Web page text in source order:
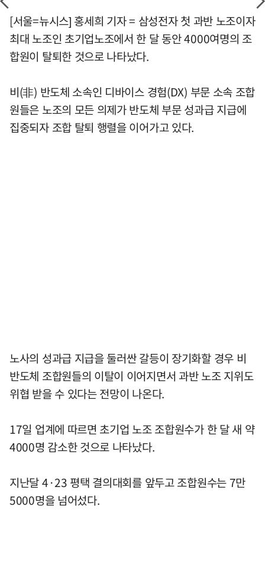
[서울=뉴시스] 홍세희 기자 = 삼성전자 첫 과반 노조이자
최대 노조인 초기업노조에서 한 달 동안 4000여명의 조
합원이 탈퇴한 것으로 나타났다.
비(非) 반도체 소속인 디바이스 경험(DX) 부문 소속 조합
원들은 노조의 모든 의제가 반도체 부문 성과급 지급에
집중되자 조합 탈퇴 행렬을 이어가고 있다.
노사의 성과급 지급을 둘러싼 갈등이 장기화할 경우 비
반도체 조합원들의 이탈이 이어지면서 과반 노조 지위도
위협 받을 수 있다는 전망이 나온다.
17일 업계에 따르면 초기업 노조 조합원수가 한 달 새 약
4000명 감소한 것으로 나타났다.
지난달 4·23 평택 결의대회를 앞두고 조합원수는 7만
5000명을 넘어섰다.